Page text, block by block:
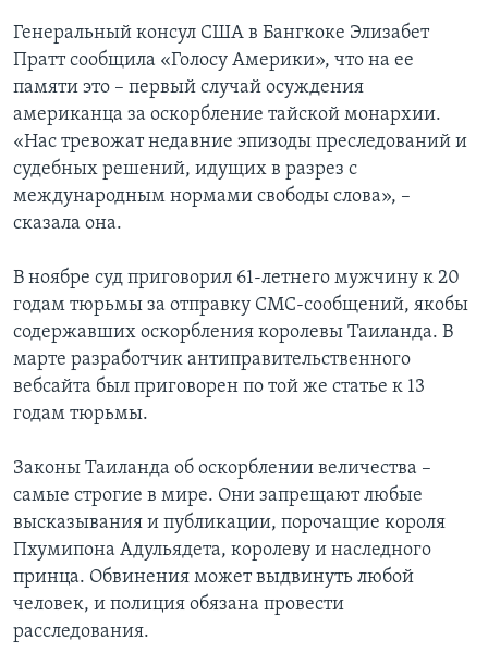
Генеральный консул США в Бангкоке Элизабет
Пратт сообщила «Голосу Америки», что на ее
памяти это – первый случай осуждения
американца за оскорбление тайской монархии.
«Нас тревожат недавние эпизоды преследований и
судебных решений, идущих в разрез с
международным нормами свободы слова», –
сказала она.
В ноябре суд приговорил 61-летнего мужчину к 20
годам тюрьмы за отправку СМС-сообщений, якобы
содержавших оскорбления королевы Таиланда. В
марте разработчик антиправительственного
вебсайта был приговорен по той же статье к 13
годам тюрьмы.
Законы Таиланда об оскорблении величества –
самые строгие в мире. Они запрещают любые
высказывания и публикации, порочащие короля
Пхумипона Адульядета, королеву и наследного
принца. Обвинения может выдвинуть любой
человек, и полиция обязана провести
расследования.